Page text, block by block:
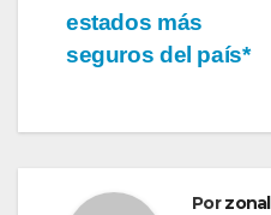
estados más
seguros del país*
Por